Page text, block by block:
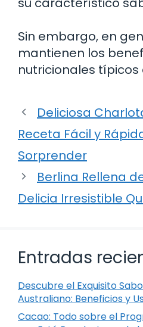
Sin embargo, en
mantienen los
nutricionales
Deliciosa
Receta Fácil y
Sorprender
Berlina Rellena
Delicia Irresistible
Entradas
Descubre el Exquisito
Australiano: Beneficios y
Cacao: Todo sobre el